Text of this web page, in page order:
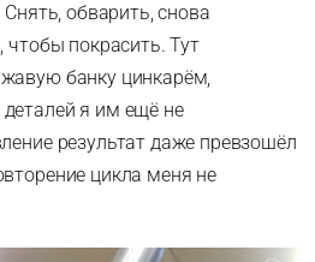
обварить, снова
чтобы покрасить. Тут
банку цинкарём,
я им ещё не
результат даже превзошёл
цикла меня не